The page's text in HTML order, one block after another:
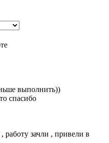
выполнить))
спасибо
работу зачли , привели в